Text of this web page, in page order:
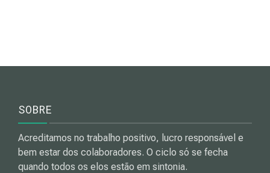
SOBRE
Acreditamos no trabalho positivo, lucro responsável e
bem estar dos colaboradores. O ciclo só se fecha
quando todos os elos estão em sintonia.